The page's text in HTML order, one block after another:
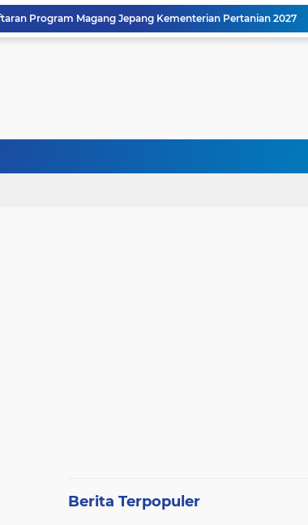
Program Magang Jepang Kementerian Pertanian 2027
Berita Terpopuler